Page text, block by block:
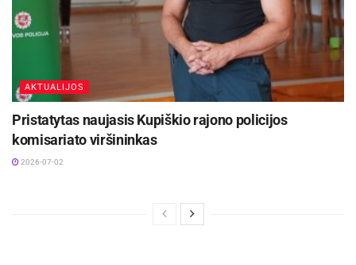
AKTUALIJOS
Pristatytas naujasis Kupiškio rajono policijos
komisariato viršininkas
2026-07-02